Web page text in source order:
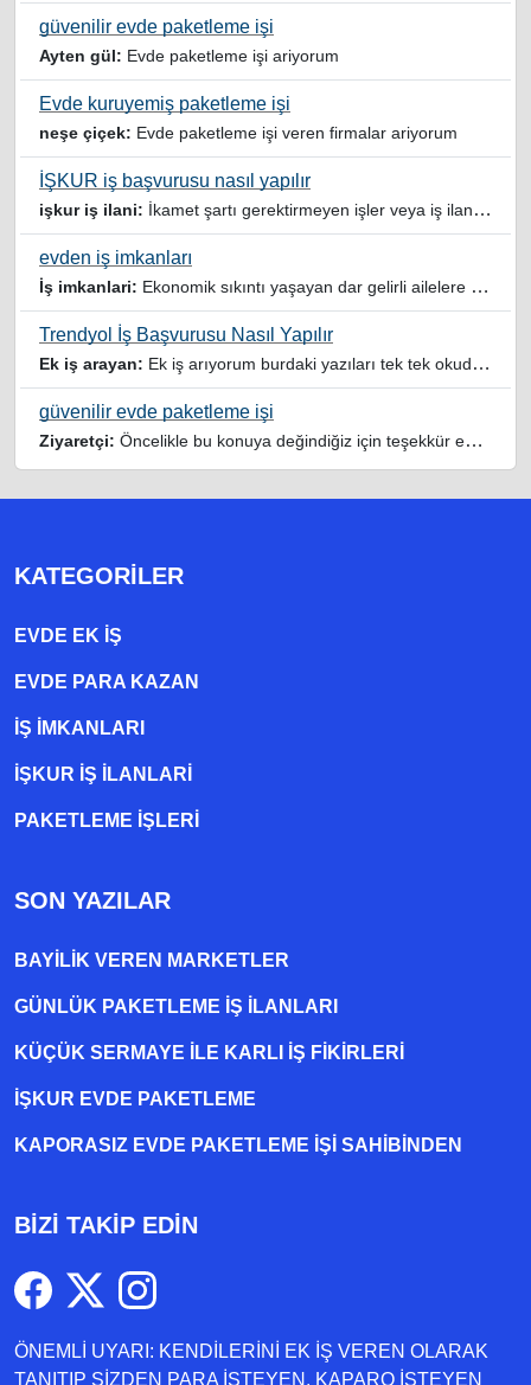
güvenilir evde paketleme işi
Ayten gül: Evde paketleme işi ariyorum
Evde kuruyemiş paketleme işi
neşe çiçek: Evde paketleme işi veren firmalar ariyorum
İŞKUR iş başvurusu nasıl yapılır
işkur iş ilani: İkamet şartı gerektirmeyen işler veya iş ilanlari da listelensin. Arama sonucuna işverenin tercih ettiği ikamet illeri de eklense olmazmi
evden iş imkanları
İş imkanlari: Ekonomik sıkıntı yaşayan dar gelirli ailelere özellikle evde iş imkanı sağlayan bu durumdan istifade eden ev hanımlarına büyük bir nimet çalışmak ev Ekonomisine benim gibi destek olmak isteyenler sağlam güvenilir sitelere rağbet etsin her ilan yada reklam doğru adres olmayabiliyor arkadaşlar, bu alanda bize yol gösteren yardımcı olan doğru şekilde yönlendiren sayfaya teşekkür ederim elinize emeklerine sağlık
Trendyol İş Başvurusu Nasıl Yapılır
Ek iş arayan: Ek iş arıyorum burdaki yazıları tek tek okudum faydalı iş imkanları var tsk let
güvenilir evde paketleme işi
Ziyaretçi: Öncelikle bu konuya değindiğiz için teşekkür ederim maalesef bu tarzda yazılarla inanıp aldanan ve dolandirilan insanlar oluyor, o yüzden bu sektörlerde işini hakkıyla yapan siteler ve sayfalara itibar edilmeli,üç beş demeden ek gelir ile evine destek olmayan iyi niyetli insanlarında iyi niyetleri suistimal edilmemeli,sayfanızın geniş kitlelere doğru ve gerçek adresten ulaşması temennisiyle kolaylıklar dilerim..
KATEGORILER
EVDE EK IŞ
EVDE PARA KAZAN
İŞ İMKANLARI
İŞKUR İŞ İLANLARI
PAKETLEME IŞLERI
SON YAZILAR
BAYILIK VEREN MARKETLER
GÜNLÜK PAKETLEME İŞ İLANLARI
KÜÇÜK SERMAYE ILE KARLI İŞ FIKIRLERI
İŞKUR EVDE PAKETLEME
KAPORASIZ EVDE PAKETLEME IŞI SAHIBINDEN
BİZİ TAKİP EDİN
ÖNEMLİ UYARI: KENDİLERİNİ EK İŞ VEREN OLARAK
TANITIP SİZDEN PARA İSTEYEN, KAPARO İSTEYEN